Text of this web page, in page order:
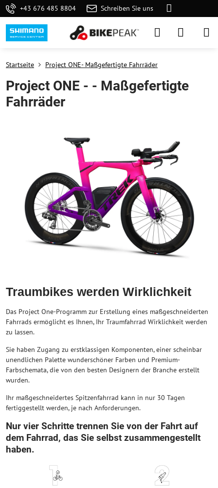
+43 676 485 8804 Schreiben Sie uns
Startseite Project ONE- Maßgefertigte Fahrräder
Project ONE - - Maßgefertigte
Fahrräder
Traumbikes werden Wirklichkeit
Das Project One-Programm zur Erstellung eines maßgeschneiderten
Fahrrads ermöglicht es Ihnen, Ihr Traumfahrrad Wirklichkeit werden
zu lassen.
Sie haben Zugang zu erstklassigen Komponenten, einer scheinbar
unendlichen Palette wunderschöner Farben und Premium-
Farbschemata, die von den besten Designern der Branche erstellt
wurden.
Ihr maßgeschneidertes Spitzenfahrrad kann in nur 30 Tagen
fertiggestellt werden, je nach Anforderungen.
Nur vier Schritte trennen Sie von der Fahrt auf
dem Fahrrad, das Sie selbst zusammengestellt
haben.